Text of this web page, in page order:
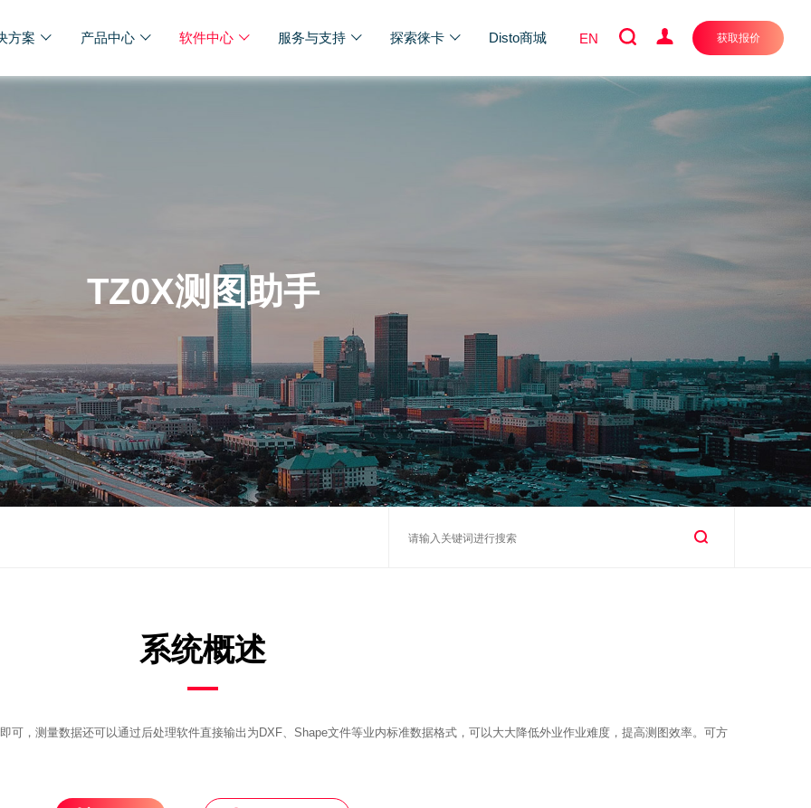
方案 产品中心 软件中心 服务与支持 探索徕卡 Disto商城 EN 获取报价
TZ0X测图助手
系统概述
可，测量数据还可以通过后处理软件直接输出为DXF、Shape文件等业内标准数据格式，可以大大降低外业作业难度，提高测图效率。可方